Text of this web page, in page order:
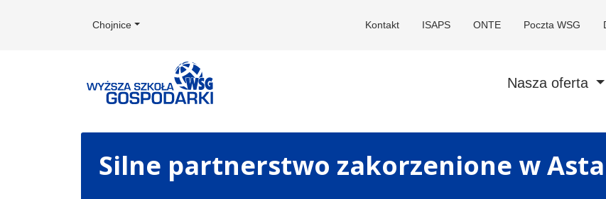
Chojnice Kontakt ISAPS ONTE Poczta WSG
Nasza oferta
Silne partnerstwo zakorzenione w